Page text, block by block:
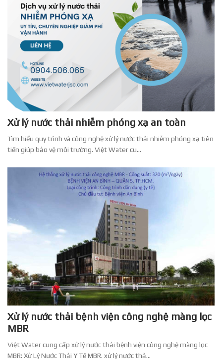
Xử lý nước thải nhiễm phóng xạ an toàn
Tìm hiểu quy trình và công nghệ xử lý nước thải nhiễm phóng xạ tiên
tiến giúp bảo vệ môi trường. Việt Water cu...
Xử lý nước thải bệnh viện công nghệ màng lọc
MBR
Việt Water cung cấp xử lý nước thải bệnh viện công nghệ màng lọc
MBR: Xử Lý Nước Thải Y Tế MBR. xử lý nước thả...